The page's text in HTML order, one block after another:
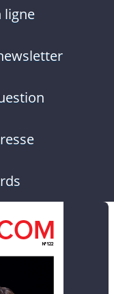
ligne